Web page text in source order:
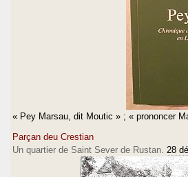
« Pey Marsau, dit Moutic » ; « prononcer
Parçan deu Crestian
Un quartier de Saint Sever de Rustan. 28